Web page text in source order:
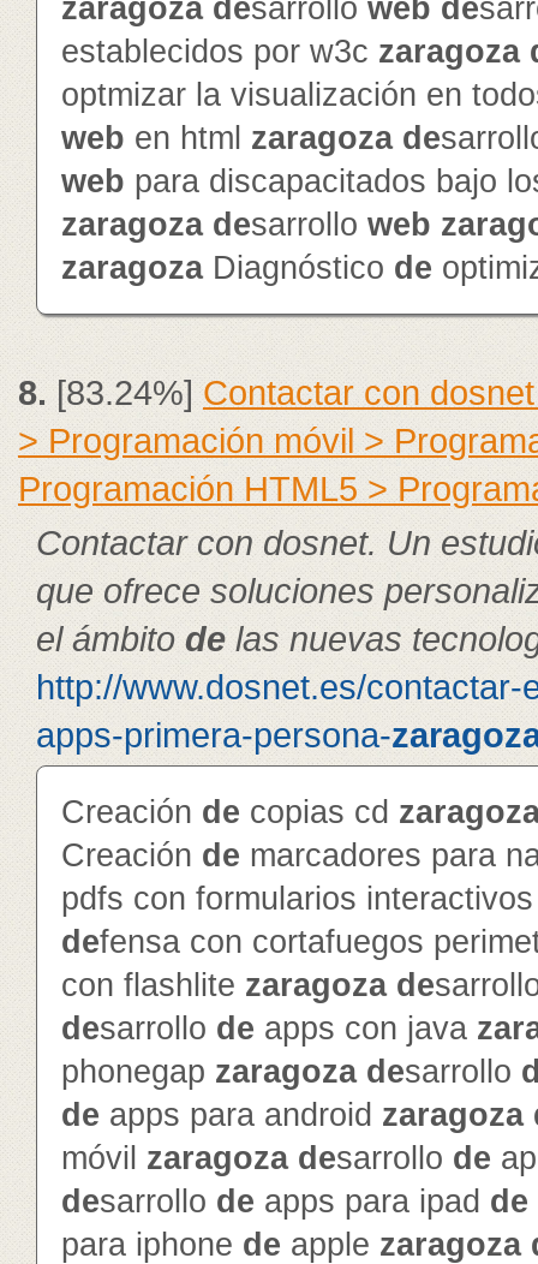
zaragoza desarrollo web de
establecidos por w3c zaragoza
optmizar la visualización en
web en html zaragoza de
web para discapacitados bajo
zaragoza desarrollo web
zaragozaDiagnóstico de
8. [83.24%] Contactar con
> Programación móvil >
Programación HTML5 >
Contactar con dosnet. Un
que ofrece soluciones
el ámbito delas nuevas
http://www.dosnet.es/contactar-
apps-primera-persona-
Creación de copias cd
Creación de marcadores para
pdfs con formularios
defensa con cortafuegos
con flashlite zaragoza de
desarrollo de apps con java
phonegap zaragoza desarrollo
de apps para android zaragoza
móvil zaragoza desarrollo de
desarrollo de apps para ipad de
para iphone de apple zaragoza